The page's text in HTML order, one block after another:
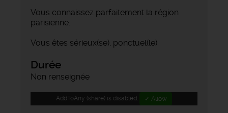
Vous connaissez parfaitement la région
parisienne.
Vous êtes sérieux(se), ponctuel(le).
Durée
Non renseignée
AddToAny (share) is disabled. ✓ Allow